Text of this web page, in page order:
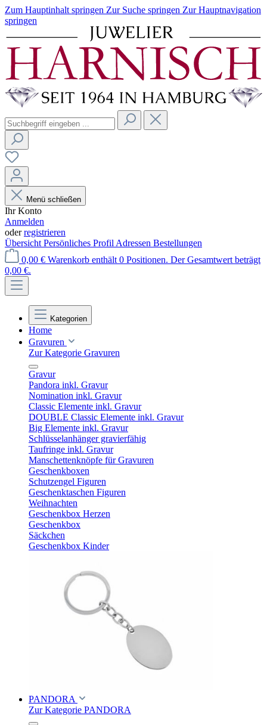
Zum Hauptinhalt springen Zur Suche springen Zur Hauptnavigation
springen
Menü schließen
Ihr Konto
Anmelden
oderregistrieren
Übersicht Persönliches Profil Adressen Bestellungen
0,00 € Warenkorb enthält 0 Positionen. Der Gesamtwert beträgt
0,00 €.
Kategorien
Home
Gravuren
Zur Kategorie Gravuren
Gravur
Pandora inkl. Gravur
Nomination inkl. Gravur
Classic Elemente inkl. Gravur
DOUBLE Classic Elemente inkl. Gravur
Big Elemente inkl. Gravur
Schlüsselanhänger gravierfähig
Taufringe inkl. Gravur
Manschettenknöpfe für Gravuren
Geschenkboxen
Schutzengel Figuren
Geschenktaschen Figuren
Weihnachten
Geschenkbox Herzen
Geschenkbox
Säckchen
Geschenkbox Kinder
PANDORA
Zur Kategorie PANDORA